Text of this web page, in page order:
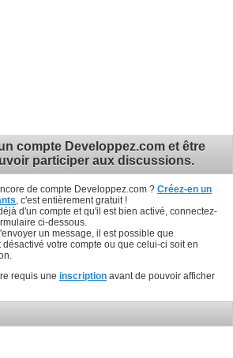
compte Developpez.com et être
participer aux discussions.
de compte Developpez.com ? Créez-en un
, c'est entièrement gratuit !
d'un compte et qu'il est bien activé, connectez-
ci-dessous.
un message, il est possible que
votre compte ou que celui-ci soit en
requis une inscription avant de pouvoir afficher